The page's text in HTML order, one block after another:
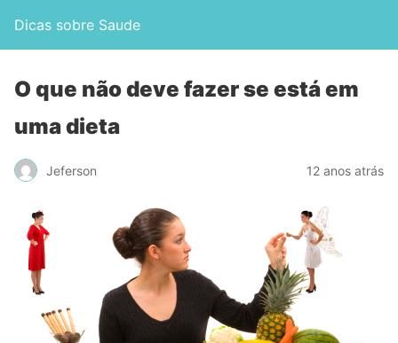
Dicas sobre Saude
O que não deve fazer se está em
uma dieta
Jeferson 12 anos atrás